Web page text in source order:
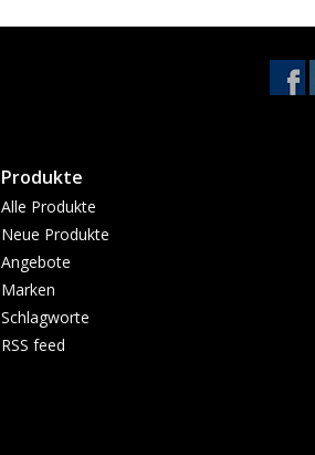
Produkte
Alle Produkte
Neue Produkte
Angebote
Marken
Schlagworte
RSS feed